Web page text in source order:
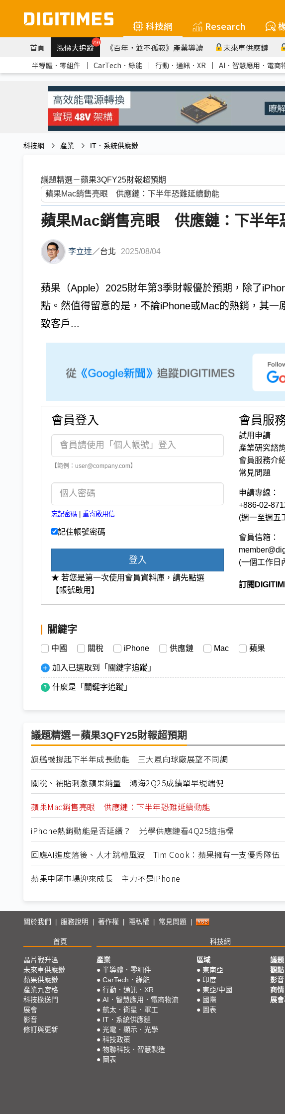
科技網 Research
首頁 漲價大追蹤259 《百年，並不孤寂》產業導讀 未來車供應鏈
半導體．零組件 ｜ CarTech．綠能 ｜ 行動．通訊．XR ｜ AI．智慧應用．電商
科技網 產業 IT．系統供應鏈
議題精選－蘋果3QFY25財報超預期
蘋果Mac銷售亮眼 供應鏈：下半年
李立達 ／台北 2025/08/04
蘋果（Apple）2025財年第3季財報優於預期，除了
點。然值得留意的是，不論iPhone或Mac的熱銷，其一
致客戶...
會員登入
【範例：user@company.com】
忘記密碼 重寄啟用信
記住帳號密碼
登入
★ 若您是第一次使用會員資料庫，請先點選
【帳號啟用】
會員服
試用申請
產業研究諮
會員服務介
常見問題
申請專線：
+886-02-
(週一至週五
會員信箱：
(一個工作日
訂閱
關鍵字
中國 關稅 iPhone 供應鏈 Mac 蘋果
加入已選取到「關鍵字追蹤」
什麼是「關鍵字追蹤」
議題精選－蘋果3QFY25財報超預期
旗艦機撐起下半年成長動能 三大風向球廠展望不同調
關稅、補貼刺激蘋果銷量 鴻海2Q25成績單早現端倪
蘋果Mac銷售亮眼 供應鏈：下半年恐難延續動能
iPhone熱銷動能是否延續？ 光學供應鏈看4Q25這指標
回應AI進度落後、人才跳槽風波 Tim Cook：蘋果擁有一支優秀隊伍
蘋果中國市場迎來成長 主力不是iPhone
關於我們 服務說明 著作權 隱私權 常見問題
首頁 科技網
晶片戰升溫
未來車供應鏈
蘋果供應鏈
產業九宮格
科技椽送門
展會
影音
修訂與更新
產業
● 半導體．零組件
● CarTech．綠能
● 行動．通訊．XR
● AI．智慧應用．電商物流
● 航太．衛星．軍工
● IT．系統供應鏈
● 光電．顯示．光學
● 科技政策
● 物聯科技．智慧製造
● 圖表
區域
● 東南亞
● 印度
● 東亞/中國
● 國際
● 圖表
議題
觀點
影音
商情
展